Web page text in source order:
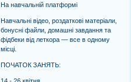
На навчальній платформі
Навчальні відео, роздаткові матеріали,
бонусні файли, домашні завдання та
фідбеки від леткора — все в одному
місці.
ПОЧАТОК ЗАНЯТЬ: